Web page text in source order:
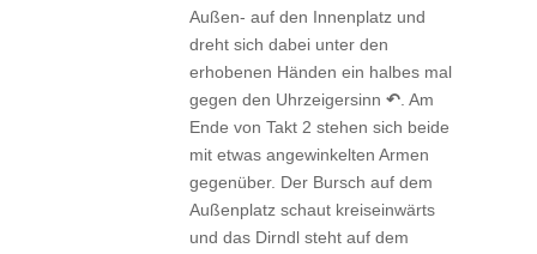
Außen- auf den Innenplatz und
dreht sich dabei unter den
erhobenen Händen ein halbes mal
gegen den Uhrzeigersinn ↶. Am
Ende von Takt 2 stehen sich beide
mit etwas angewinkelten Armen
gegenüber. Der Bursch auf dem
Außenplatz schaut kreiseinwärts
und das Dirndl steht auf dem